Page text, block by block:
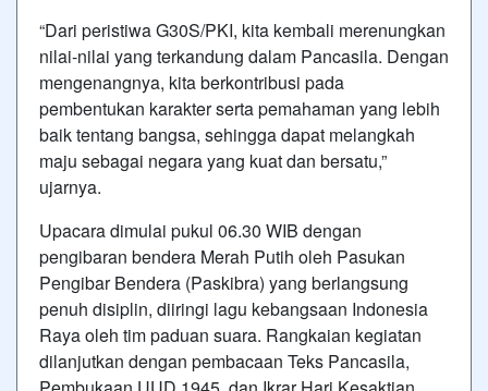
“Dari peristiwa G30S/PKI, kita kembali merenungkan
nilai-nilai yang terkandung dalam Pancasila. Dengan
mengenangnya, kita berkontribusi pada
pembentukan karakter serta pemahaman yang lebih
baik tentang bangsa, sehingga dapat melangkah
maju sebagai negara yang kuat dan bersatu,”
ujarnya.
Upacara dimulai pukul 06.30 WIB dengan
pengibaran bendera Merah Putih oleh Pasukan
Pengibar Bendera (Paskibra) yang berlangsung
penuh disiplin, diiringi lagu kebangsaan Indonesia
Raya oleh tim paduan suara. Rangkaian kegiatan
dilanjutkan dengan pembacaan Teks Pancasila,